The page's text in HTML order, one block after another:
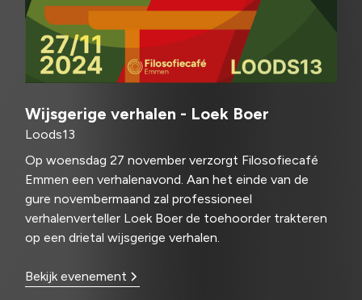
Wijsgerige verhalen - Loek Boer
Loods13
Op woensdag 27 november verzorgt Filosofiecafé
Emmen een verhalenavond. Aan het einde van de
gure novembermaand zal professioneel
verhalenverteller Loek Boer de toehoorder trakteren
op een drietal wijsgerige verhalen.
Bekijk evenement